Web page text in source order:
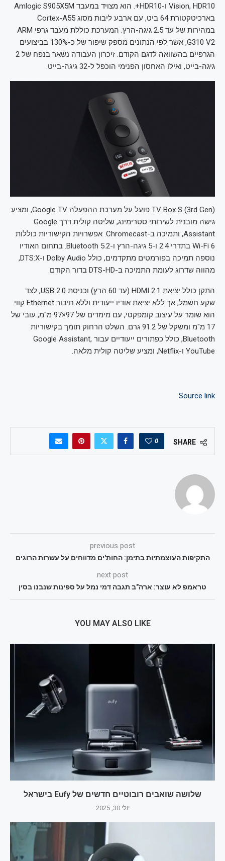
Vision, HDR10 ו-HDR10+. הוא מצויד במעבד Amlogic S905X5M
בארכיטקטורת 64 ביט, עם ארבע ליבות מסוג Cortex-A55
במהירות של עד 2.5 גיגה-הרץ. המערכת כוללת מעבד גרפי ARM
G310 V2, אשר לפי הנתונים מספק שיפור של כ-130% בביצועים
הגרפיים בהשוואה לדגם הקודם. זיכרון העבודה נשאר בנפח של 2
גיגה-בייט, ואילו האחסון הפנימי הוכפל ל-32 גיגה-בייט.
TV Box S (3rd Gen) פועל על מערכת ההפעלה Google TV, ומציע
גישה מובנית לשירותי סטרימינג, שליטה קולית דרך Google
Assistant, ותמיכה ב-Chromecast. אפשרויות הקישוריות כוללות
Wi-Fi 6 בתדרי 2.4 ו-5 גיגה-הרץ ו-Bluetooth 5.2. בתחום האודיו
נוספה תמיכה בפורמטים מתקדמים, כולל Dolby Audio ו-DTS:X,
מהווה שדרוג לעומת התמיכה ב-DTS-HD בדור הקודם.
התקן כולל יציאת HDMI 2.1 (עד 60 הרץ) וכניסת USB 2.0, לצד
שקע חשמל, אך ללא יציאת אודיו ייעודית וללא חיבור Ethernet קווי.
הוא שומר על עיצוב קומפקטי, עם מימדים של 97×97 מ"מ, עובי של
17 מ"מ ומשקל של 91.2 גרם. השלט הרחוק תומך בקישוריות
Bluetooth, כולל כפתורים ייעודיים עבור Google Assistant,
YouTube ו-Netflix, ומציע שליטה קולית מלאה.
Source link
SHARE
0
previous post
התקיפות העוצמתיות בתימן: החות'ים מדווחים על עשרות הרוגים
next post
טראמפ לא עוצר: ארה"ב תגבה דמי נמל על ספינות שנבנו בסין
YOU MAY ALSO LIKE
שלושה שואבים רובוטיים חדשים של Eufy בישראל
יולי 30, 2025